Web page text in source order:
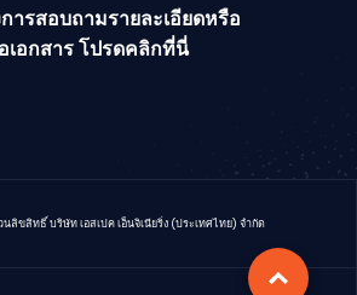
ารสอบถามรายละเอียดหรือ
เอกสาร โปรดคลิกที่นี่
ลิขสิทธิ์ บริษัท เอสเปค เอ็นจิเนียริ่ง (ประเทศไทย) จำกัด